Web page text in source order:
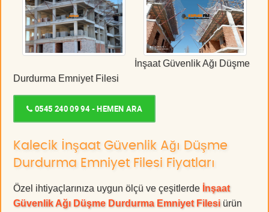
İnşaat Güvenlik Ağı Düşme
Durdurma Emniyet Filesi
0545 240 09 94 - HEMEN ARA
Kalecik İnşaat Güvenlik Ağı Düşme
Durdurma Emniyet Filesi Fiyatları
Özel ihtiyaçlarınıza uygun ölçü ve çeşitlerde İnşaat
Güvenlik Ağı Düşme Durdurma Emniyet Filesi ürün